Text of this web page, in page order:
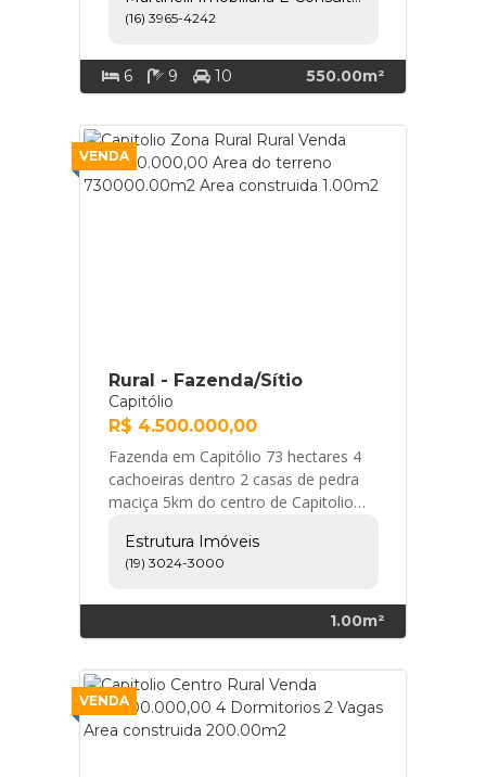
Imobiliária e Consultoria
(16) 3965-4242
6 9 10 550.00m²
VENDA
Rural - Fazenda/Sítio
Capitólio
R$ 4.500.000,00
Fazenda em Capitólio 73 hectares 4
cachoeiras dentro 2 casas de pedra
maciça 5km do centro de Capitolio
cercado e piq... Estrutura Imóveis
Estrutura Imóveis
(19) 3024-3000
1.00m²
VENDA